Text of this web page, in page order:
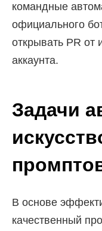
командные
официального
открывать PR от
аккаунта.
Задачи
В основе
качественный